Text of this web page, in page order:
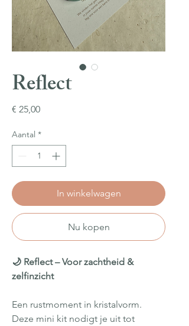
Reflect
€ 25,00Prijs
Aantal *
In winkelwagen
Nu kopen
🌙 Reflect – Voor zachtheid &
zelfinzicht
Een rustmoment in kristalvorm.
Deze mini kit nodigt je uit tot